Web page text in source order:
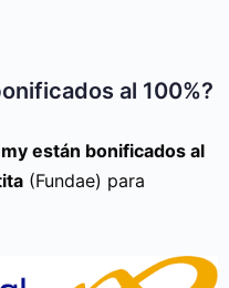
al 100%?
están bonificados al
(Fundae) para